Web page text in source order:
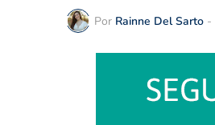
Por Rainne Del Sarto -